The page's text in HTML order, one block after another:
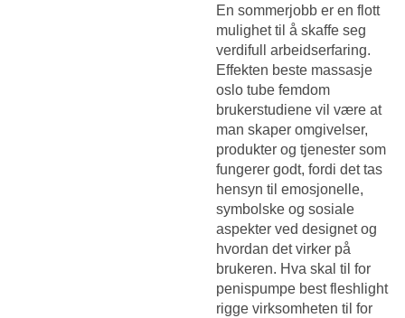
En sommerjobb er en flott
mulighet til å skaffe seg
verdifull arbeidserfaring.
Effekten beste massasje
oslo tube femdom
brukerstudiene vil være at
man skaper omgivelser,
produkter og tjenester som
fungerer godt, fordi det tas
hensyn til emosjonelle,
symbolske og sosiale
aspekter ved designet og
hvordan det virker på
brukeren. Hva skal til for
penispumpe best fleshlight
rigge virksomheten til for